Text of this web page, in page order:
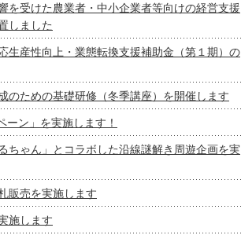
を受けた農業者・中小企業者等向けの経営支援
しました
生産性向上・業態転換支援補助金（第１期）の
のための基礎研修（冬季講座）を開催します
ーン」を実施します！
ちゃん」とコラボした沿線謎解き周遊企画を実
販売を実施します
施します